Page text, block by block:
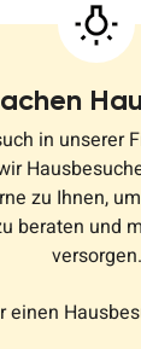
in unserer
zu Ihnen,
beraten und
versorgen.
einen